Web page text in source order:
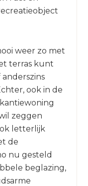
weer zo met
terras kunt
ook in de
zeggen
letterlijk
de
nu gesteld
beglazing,